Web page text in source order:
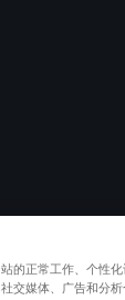
的正常工作、个性
交媒体、广告和分